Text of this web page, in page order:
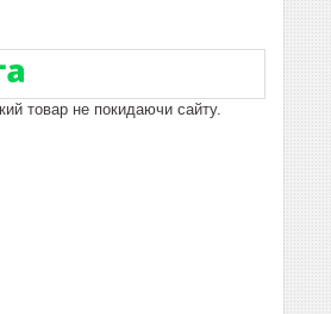
товар не покидаючи сайту.